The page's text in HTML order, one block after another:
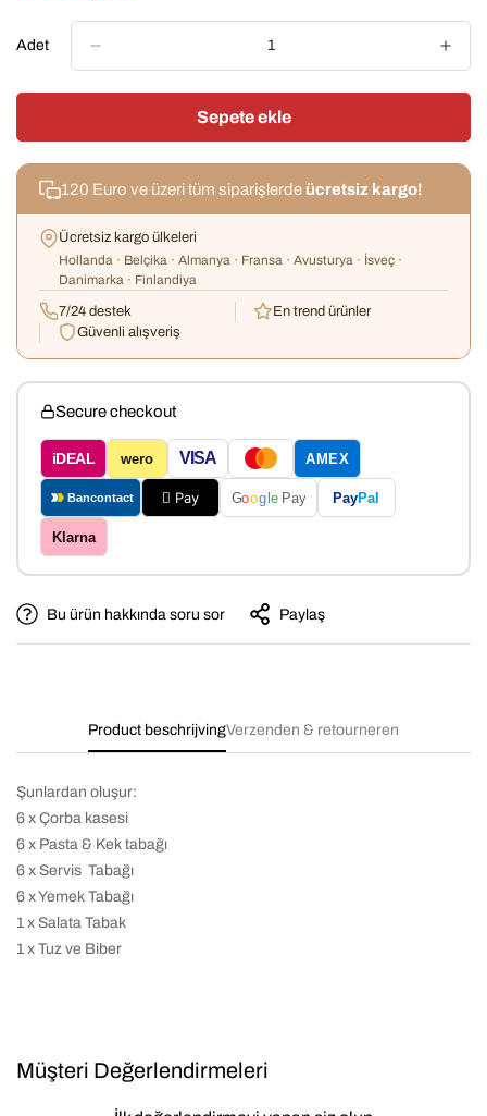
Adet
Sepete ekle
120 Euro ve üzeri tüm siparişlerde ücretsiz kargo!
Ücretsiz kargo ülkeleri
Hollanda · Belçika · Almanya · Fransa · Avusturya · İsveç ·
Danimarka · Finlandiya
7/24 destek
En trend ürünler
Güvenli alışveriş
Secure checkout
iDEAL wero VISA AMEX
Bancontact  Pay Goog le Pay PayPal
Klarna
Bu ürün hakkında soru sor Paylaş
Product beschrijvingVerzenden & retourneren
Şunlardan oluşur:
6 x Çorba kasesi
6 x Pasta & Kek tabağı
6 x Servis Tabağı
6 x Yemek Tabağı
1 x Salata Tabak
1 x Tuz ve Biber
Müşteri Değerlendirmeleri